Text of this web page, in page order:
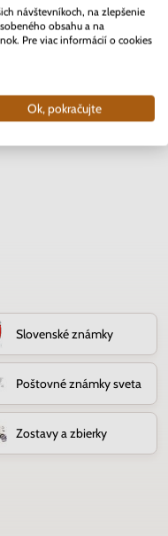
Skladom
Slovenské známky
Poštovné známky sveta
Zostavy a zbierky
návštevníkoch, na zlepšenie
obsahu a na
Pre viac informácií o cookies
Ok, pokračujte